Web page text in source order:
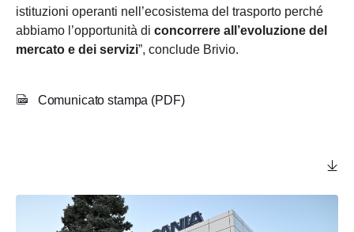
istituzioni operanti nell’ecosistema del trasporto perché
abbiamo l’opportunità di concorrere all’evoluzione del
mercato e dei servizi”, conclude Brivio.
Comunicato stampa (PDF)